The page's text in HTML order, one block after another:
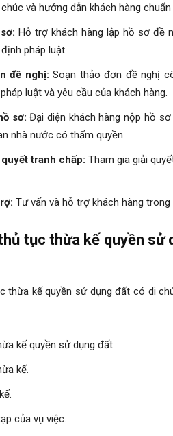
và hướng dẫn khách hàng chuẩn
Hỗ trợ khách hàng lập hồ sơ đề
pháp luật.
đề nghị: Soạn thảo đơn đề nghị
luật và yêu cầu của khách hàng.
sơ: Đại diện khách hàng nộp hồ
nhà nước có thẩm quyền.
tranh chấp: Tham gia giải
Tư vấn và hỗ trợ khách hàng
tục thừa kế quyền
thừa kế quyền sử dụng đất có di
kế quyền sử dụng đất.
kế.
của vụ việc.